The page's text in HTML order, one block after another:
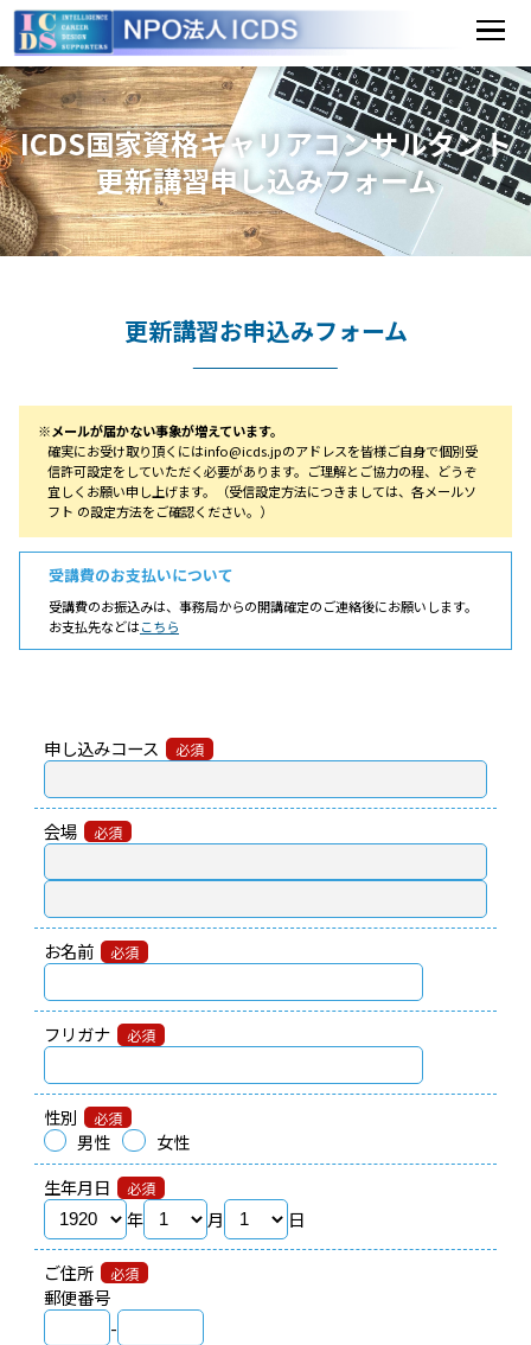
国
家
資
格
対
応
キ
リ
ICDS国家資格キャリアコンサルタント
更新講習申し込みフォーム
更新講習お申込みフォーム
※メールが届かない事象が増えています。
確実にお受け取り頂くにはinfo@icds.jpのアドレスを皆様ご自身で個別受
信許可設定をしていただく必要があります。ご理解とご協力の程、どうぞ
宜しくお願い申し上げます。（受信設定方法につきましては、各メールソ
フト の設定方法をご確認ください。）
受講費のお支払いについて
受講費のお振込みは、事務局からの開講確定のご連絡後にお願いします。
お支払先などはこちら
申し込みコース 必須
会場 必須
お名前 必須
フリガナ 必須
性別 必須
男性
女性
生年月日
必須
年 月 日
ご住所 必須
郵便番号
-